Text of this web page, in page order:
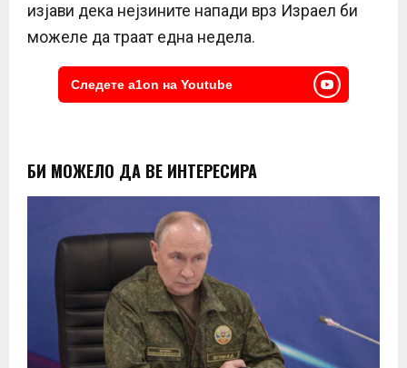
изјави дека нејзините напади врз Израел би
можеле да траат една недела.
Следете a1on на Youtube
БИ МОЖЕЛО ДА ВЕ ИНТЕРЕСИРА